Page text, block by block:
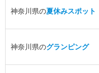
神奈川県の夏休みスポット
神奈川県のグランピング